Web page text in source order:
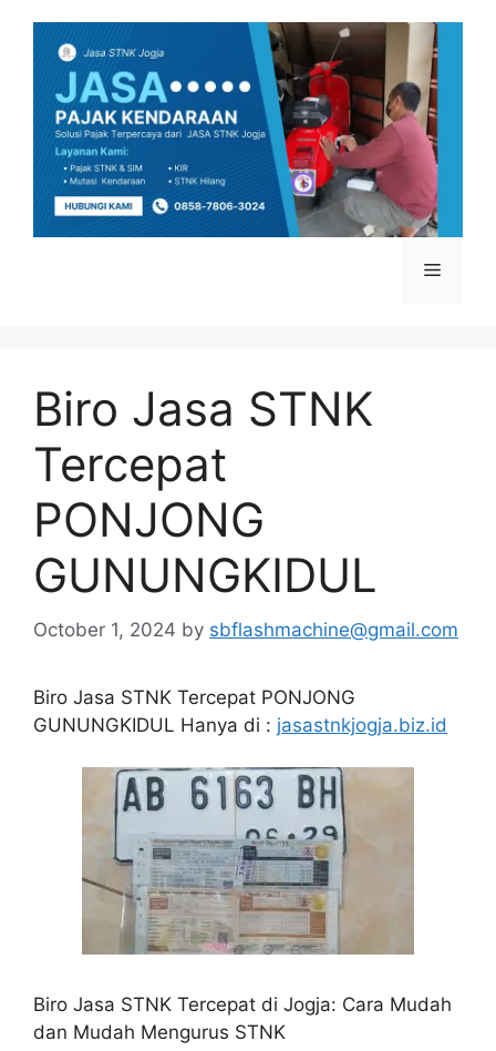
content
Menu
Biro Jasa STNK
Tercepat
PONJONG
GUNUNGKIDUL
October 1, 2024 by sbflashmachine@gmail.com
Biro Jasa STNK Tercepat PONJONG
GUNUNGKIDUL Hanya di : jasastnkjogja.biz.id
Biro Jasa STNK Tercepat di Jogja: Cara Mudah
dan Mudah Mengurus STNK